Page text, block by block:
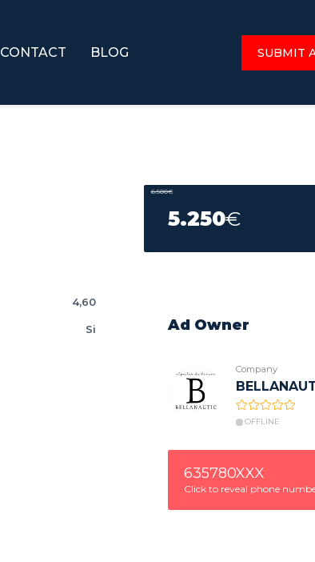
CONTACT BLOG SUBMIT
4,60
Si
6.500€
5.250€
Ad Owner
Company
OFFLINE
635780XXX
Click to reveal phone